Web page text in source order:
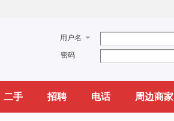
用户名
密码
二手 招聘 电话 周边商家